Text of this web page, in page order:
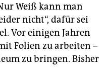
Weiß kann man
nicht“, dafür sei
Vor einigen Jahren
Folien zu arbeiten –
zu bringen. Bisher